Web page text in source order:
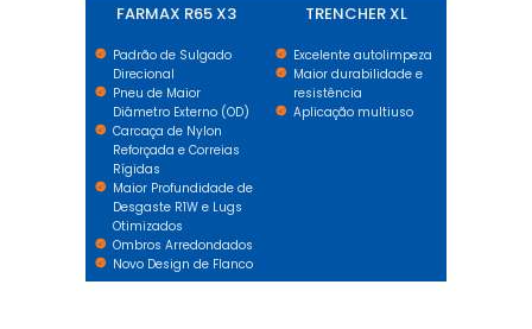
FARMAX R65 X3
Padrão de Sulgado
Direcional
Pneu de Maior
Diâmetro Externo (OD)
Carcaça de Nylon
Reforçada e Correias
Rígidas
Maior Profundidade de
Desgaste R1W e Lugs
Otimizados
Ombros Arredondados
Novo Design de Flanco
TRENCHER XL
Excelente autolimpeza
Maior durabilidade e
resistência
Aplicação multiuso